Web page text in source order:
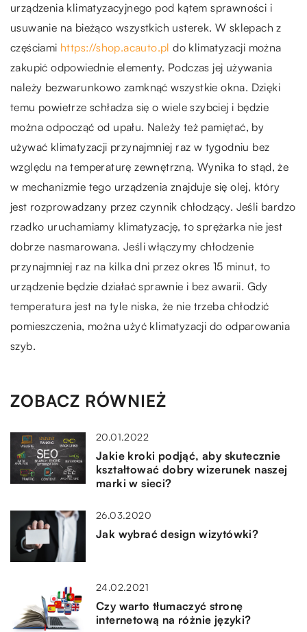
urządzenia klimatyzacyjnego pod kątem sprawności i
usuwanie na bieżąco wszystkich usterek. W sklepach z
częściami https://shop.acauto.pl do klimatyzacji można
zakupić odpowiednie elementy. Podczas jej używania
należy bezwarunkowo zamknąć wszystkie okna. Dzięki
temu powietrze schładza się o wiele szybciej i będzie
można odpocząć od upału. Należy też pamiętać, by
używać klimatyzacji przynajmniej raz w tygodniu bez
względu na temperaturę zewnętrzną. Wynika to stąd, że
w mechanizmie tego urządzenia znajduje się olej, który
jest rozprowadzany przez czynnik chłodzący. Jeśli bardzo
rzadko uruchamiamy klimatyzację, to sprężarka nie jest
dobrze nasmarowana. Jeśli włączymy chłodzenie
przynajmniej raz na kilka dni przez okres 15 minut, to
urządzenie będzie działać sprawnie i bez awarii. Gdy
temperatura jest na tyle niska, że nie trzeba chłodzić
pomieszczenia, można użyć klimatyzacji do odparowania
szyb.
ZOBACZ RÓWNIEŻ
20.01.2022
Jakie kroki podjąć, aby skutecznie
kształtować dobry wizerunek naszej
marki w sieci?
26.03.2020
Jak wybrać design wizytówki?
24.02.2021
Czy warto tłumaczyć stronę
internetową na różnie języki?